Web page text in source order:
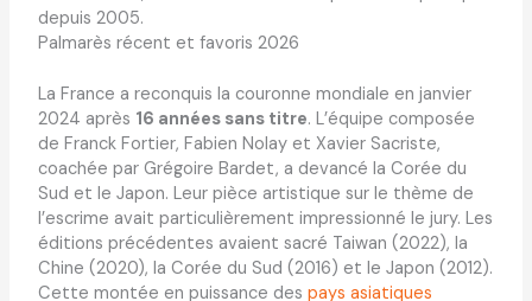
depuis 2005.
Palmarès récent et favoris 2026
La France a reconquis la couronne mondiale en janvier
2024 après 16 années sans titre. L’équipe composée
de Franck Fortier, Fabien Nolay et Xavier Sacriste,
coachée par Grégoire Bardet, a devancé la Corée du
Sud et le Japon. Leur pièce artistique sur le thème de
l’escrime avait particulièrement impressionné le jury. Les
éditions précédentes avaient sacré Taiwan (2022), la
Chine (2020), la Corée du Sud (2016) et le Japon (2012).
Cette montée en puissance des pays asiatiques